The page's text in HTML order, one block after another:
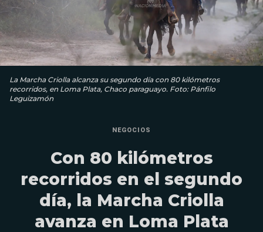
La Marcha Criolla alcanza su segundo día con 80 kilómetros
recorridos, en Loma Plata, Chaco paraguayo. Foto: Pánfilo
Leguizamón
NEGOCIOS
Con 80 kilómetros
recorridos en el segundo
día, la Marcha Criolla
avanza en Loma Plata